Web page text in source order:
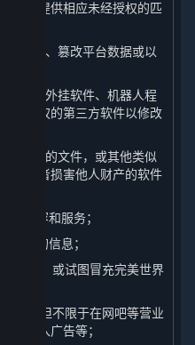
建或提供相应未经授权的匹
坏平台、篡改平台数据或以
程序、外挂软件、机器人程
经授权的第三方软件以修改
、蠕虫的文件，或其他类似
行或者损害他人财产的软件
用内容和服务；
用户的信息；
假身份，或试图冒充完美世界
包括但不限于在网吧等营业
中插入广告等；